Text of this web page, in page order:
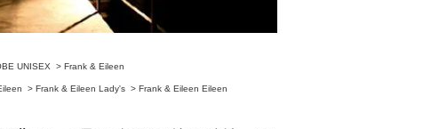
UNISEX > Frank & Eileen
> Frank & Eileen Lady's > Frank & Eileen Eileen